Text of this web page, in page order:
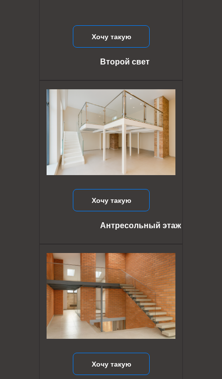
Хочу такую
Хочу такую
Антресольный этаж
Хочу такую
Второй свет